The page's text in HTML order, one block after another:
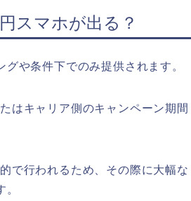
スマホが出る？
や条件下でのみ提供されます。
はキャリア側のキャンペーン期間
で行われるため、その際に大幅な